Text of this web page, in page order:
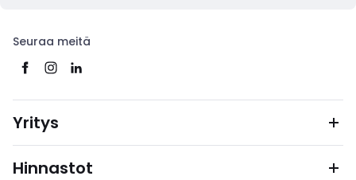
Seuraa meitä
Yritys
Hinnastot